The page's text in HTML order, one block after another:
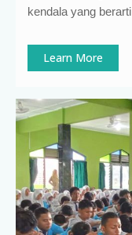
kendala yang
Learn More